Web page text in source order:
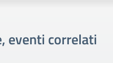
eventi correlati